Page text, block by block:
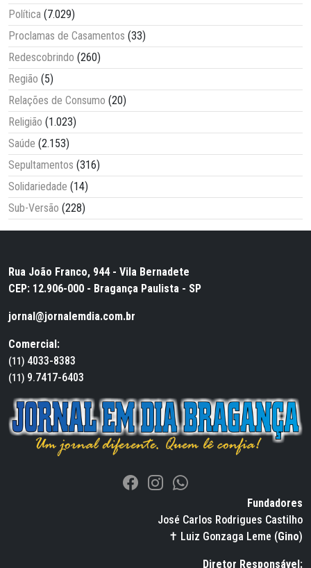
Política (7.029)
Proclamas de Casamentos (33)
Redescobrindo (260)
Região (5)
Relações de Consumo (20)
Religião (1.023)
Saúde (2.153)
Sepultamentos (316)
Solidariedade (14)
Sub-Versão (228)
Rua João Franco, 944 - Vila Bernadete
CEP: 12.906-000 - Bragança Paulista - SP
jornal@jornalemdia.com.br
Comercial:
(11) 4033-8383
(11) 9.7417-6403
Fundadores
José Carlos Rodrigues Castilho
✝ Luiz Gonzaga Leme (Gino)
Diretor Responsável: